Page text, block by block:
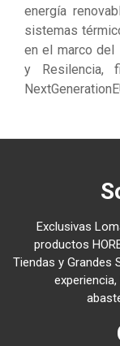
energía
sistemas
en el marco del
y Resilencia,
Exclusivas
productos
Tiendas y Grandes